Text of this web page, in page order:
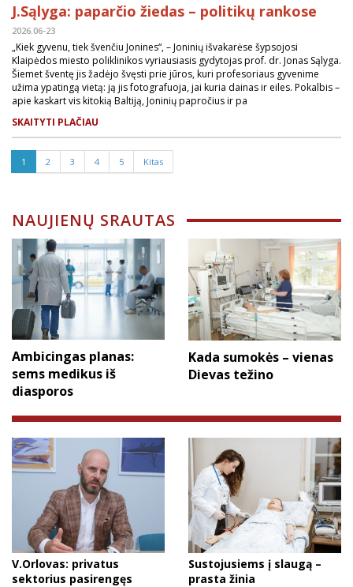
J.Sąlyga: paparčio žiedas – politikų rankose
2026.06-23
„Kiek gyvenu, tiek švenčiu Jonines“, – Joninių išvakarėse šypsojosi
Klaipėdos miesto poliklinikos vyriausiasis gydytojas prof. dr. Jonas Sąlyga.
Šiemet šventę jis žadėjo švęsti prie jūros, kuri profesoriaus gyvenime
užima ypatingą vietą: ją jis fotografuoja, jai kuria dainas ir eiles. Pokalbis –
apie kaskart vis kitokią Baltiją, Joninių papročius ir pa
SKAITYTI PLAČIAU
1 2 3 4 5 Kitas
NAUJIENŲ SRAUTAS
Ambicingas planas:
sems medikus iš
diasporos
Kada sumokės – vienas
Dievas težino
V.Orlovas: privatus
sektorius pasirengęs
Sustojusiems į slaugą –
prasta žinia